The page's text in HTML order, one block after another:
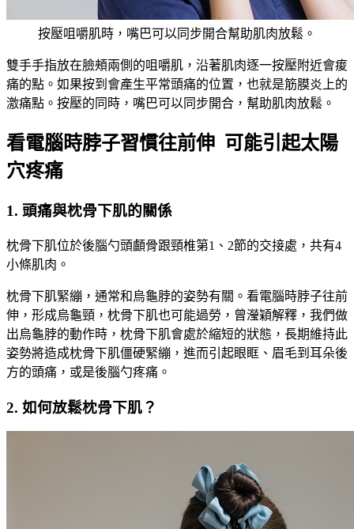
按壓咀嚼肌時，嘴巴可以同步開合幫助肌肉放鬆。
雙手手指放在臉頰兩側的咀嚼肌，沿著肌肉逐一按壓附近會痠
痛的點。如果按到會產生平常頭痛的位置，也就是筋膜炎上的
激痛點。按壓的同時，嘴巴可以同步開合，幫助肌肉放鬆。
看電腦時脖子習慣往前伸 可能引起太陽
穴疼痛
1. 頭痛與枕骨下肌的關係
枕骨下肌位於後腦勺頭顱骨跟頸椎第1、2節的交接處，共有4
小條肌肉。
枕骨下肌緊繃，通常和烏龜脖的姿勢有關。看電腦時脖子往前
伸，形成烏龜頸，枕骨下肌也可能過勞，曾瀅穎解釋，我們做
出烏龜脖的動作時，枕骨下肌會處於縮短的狀態，長期維持此
姿勢將造成枕骨下肌僵硬緊繃，進而引起眼眶、眉毛到耳朵後
方的頭痛，或是後腦勺疼痛。
2. 如何放鬆枕骨下肌？